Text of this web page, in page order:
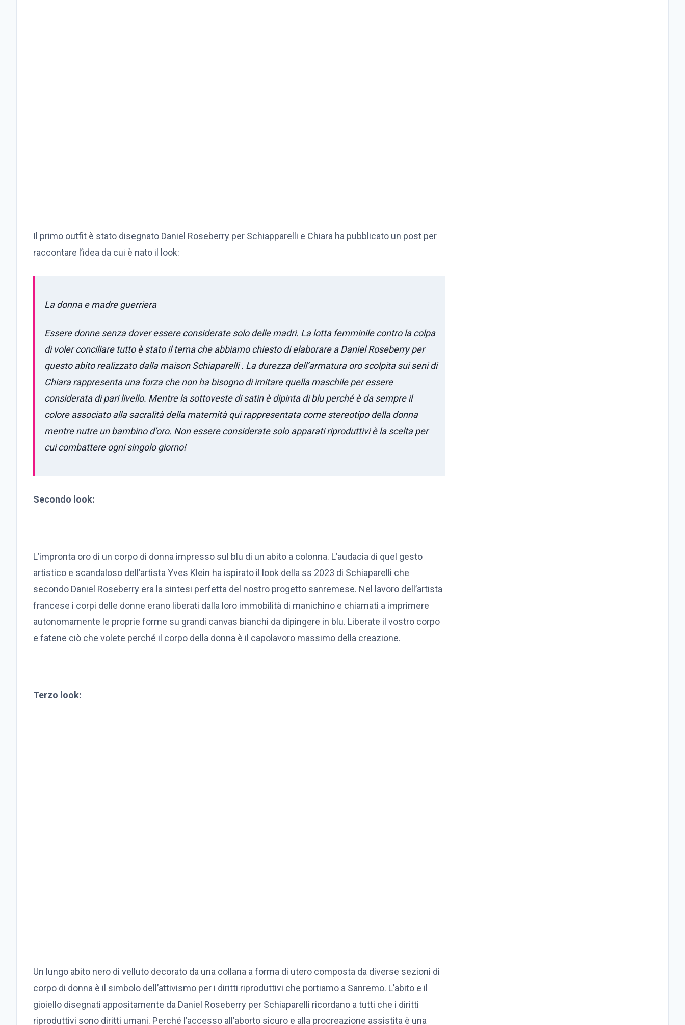
Il primo outfit è stato disegnato Daniel Roseberry per Schiapparelli e Chiara ha pubblicato un post per
raccontare l’idea da cui è nato il look:
La donna e madre guerriera
Essere donne senza dover essere considerate solo delle madri. La lotta femminile contro la colpa
di voler conciliare tutto è stato il tema che abbiamo chiesto di elaborare a Daniel Roseberry per
questo abito realizzato dalla maison Schiaparelli . La durezza dell’armatura oro scolpita sui seni di
Chiara rappresenta una forza che non ha bisogno di imitare quella maschile per essere
considerata di pari livello. Mentre la sottoveste di satin è dipinta di blu perché è da sempre il
colore associato alla sacralità della maternità qui rappresentata come stereotipo della donna
mentre nutre un bambino d’oro. Non essere considerate solo apparati riproduttivi è la scelta per
cui combattere ogni singolo giorno!
Secondo look:
L’impronta oro di un corpo di donna impresso sul blu di un abito a colonna. L’audacia di quel gesto
artistico e scandaloso dell’artista Yves Klein ha ispirato il look della ss 2023 di Schiaparelli che
secondo Daniel Roseberry era la sintesi perfetta del nostro progetto sanremese. Nel lavoro dell’artista
francese i corpi delle donne erano liberati dalla loro immobilità di manichino e chiamati a imprimere
autonomamente le proprie forme su grandi canvas bianchi da dipingere in blu. Liberate il vostro corpo
e fatene ciò che volete perché il corpo della donna è il capolavoro massimo della creazione.
Terzo look:
Un lungo abito nero di velluto decorato da una collana a forma di utero composta da diverse sezioni di
corpo di donna è il simbolo dell’attivismo per i diritti riproduttivi che portiamo a Sanremo. L’abito e il
gioiello disegnati appositamente da Daniel Roseberry per Schiaparelli ricordano a tutti che i diritti
riproduttivi sono diritti umani. Perché l’accesso all’aborto sicuro e alla procreazione assistita è una